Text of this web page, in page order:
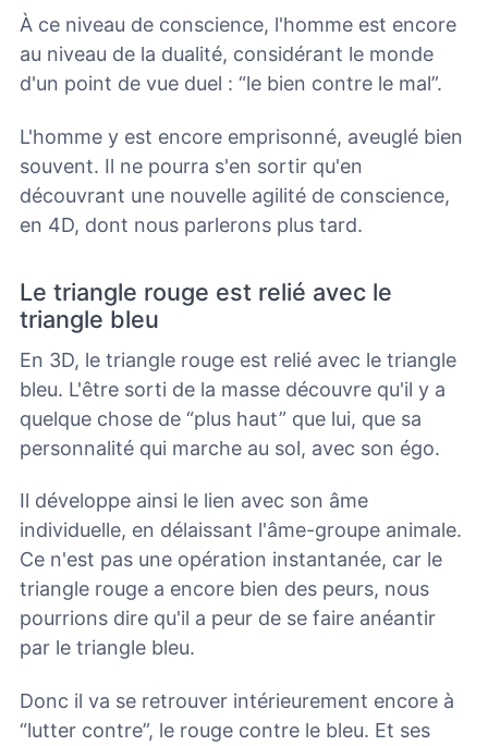
À ce niveau de conscience, l'homme est encore
au niveau de la dualité, considérant le monde
d'un point de vue duel : “le bien contre le mal”.
L'homme y est encore emprisonné, aveuglé bien
souvent. Il ne pourra s'en sortir qu'en
découvrant une nouvelle agilité de conscience,
en 4D, dont nous parlerons plus tard.
Le triangle rouge est relié avec le
triangle bleu
En 3D, le triangle rouge est relié avec le triangle
bleu. L'être sorti de la masse découvre qu'il y a
quelque chose de “plus haut” que lui, que sa
personnalité qui marche au sol, avec son égo.
Il développe ainsi le lien avec son âme
individuelle, en délaissant l'âme-groupe animale.
Ce n'est pas une opération instantanée, car le
triangle rouge a encore bien des peurs, nous
pourrions dire qu'il a peur de se faire anéantir
par le triangle bleu.
Donc il va se retrouver intérieurement encore à
“lutter contre”, le rouge contre le bleu. Et ses